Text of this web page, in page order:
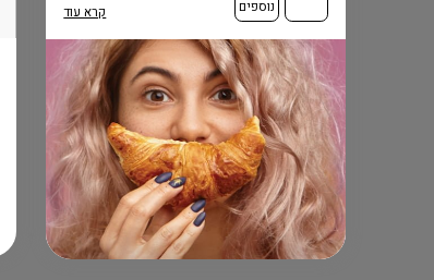
נוספים קרא עוד